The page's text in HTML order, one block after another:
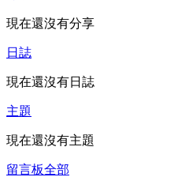
現在還沒有分享
日誌
現在還沒有日誌
主題
現在還沒有主題
留言板全部